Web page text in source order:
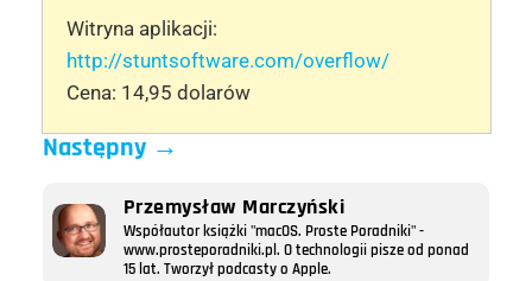
Witryna aplikacji:
http://stuntsoftware.com/overflow/
Cena: 14,95 dolarów
Następny→
Przemysław Marczyński
Współautor książki "macOS. Proste Poradniki" -
www.prosteporadniki.pl. O technologii pisze od ponad
15 lat. Tworzył podcasty o Apple.